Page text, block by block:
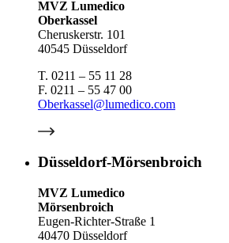
MVZ Lumedico
Oberkassel
Cheruskerstr. 101
40545 Düsseldorf
T. 0211 – 55 11 28
F. 0211 – 55 47 00
Oberkassel@lumedico.com
Düsseldorf-Mörsenbroich
MVZ Lumedico
Mörsenbroich
Eugen-Richter-Straße 1
40470 Düsseldorf